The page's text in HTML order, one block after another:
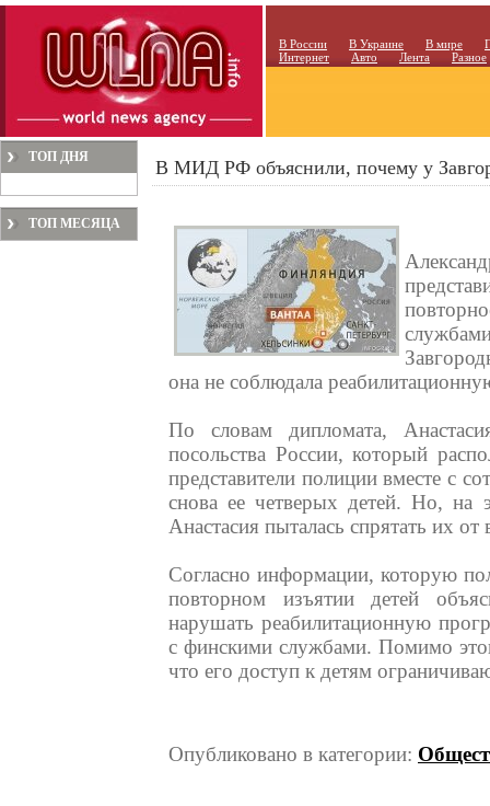
В России В Украине В мире
Интернет
Авто Лента Разное
ТОП ДНЯ
ТОП МЕСЯЦА
В МИД РФ объяснили, почему у
она не соблюдала
По словам дипломата,
посольства России, который
представители полиции вместе с
снова ее четверых детей. Но, на
Анастасия пыталась спрятать их от
Согласно информации, которую
повторном изъятии детей
нарушать реабилитационную
с финскими службами. Помимо
что его доступ к детям
Опубликовано в категории: